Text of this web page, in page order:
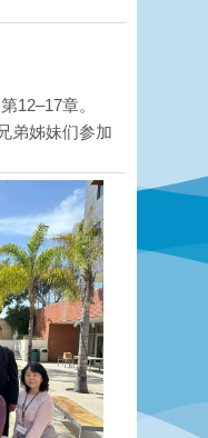
12–17章。
弟姊妹们参加